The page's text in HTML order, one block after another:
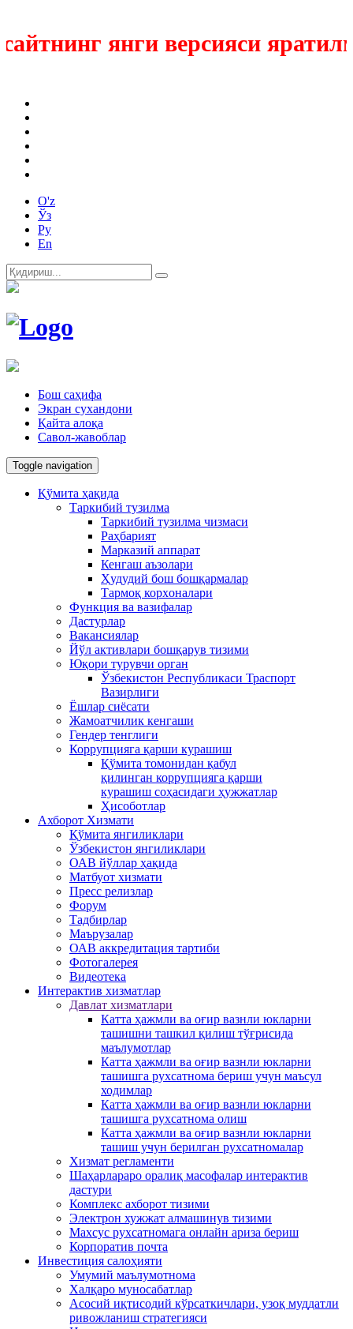
янги версияси
O'z
Ўз
Ру
En
Бош саҳифа
Экран сухандони
Қайта алоқа
Савол-жавоблар
Toggle navigation
Қўмита ҳақида
Таркибий тузилма
Таркибий тузилма чизмаси
Раҳбарият
Марказий аппарат
Кенгаш аъзолари
Ҳудудий бош бошқармалар
Тармоқ корxоналари
Функция ва вазифалар
Дастурлар
Вакансиялар
Йўл активлари бошқарув тизими
Юқори турувчи орган
Ўзбекистон Республикаси Траспорт
Вазирлиги
Ёшлар сиёсати
Жамоатчилик кенгаши
Гендер тенглиги
Коррупцияга қарши курашиш
Қўмита томонидан қабул
қилинган коррупцияга қарши
курашиш соҳасидаги ҳужжатлар
Ҳисоботлар
Ахборот Хизмати
Қўмита янгиликлари
Ўзбекистон янгиликлари
ОАВ йўллар ҳақида
Матбуот xизмати
Пресс релизлар
Форум
Тадбирлар
Маърузалар
ОАВ аккредитация тартиби
Фотогалерея
Видеотека
Интерактив xизматлар
Давлат хизматлари
Катта ҳажмли ва оғир вазнли юкларни
ташишни ташкил қилиш тўғрисида
маълумотлар
Катта ҳажмли ва оғир вазнли юкларни
ташишга рухсатнома бериш учун маъсул
ходимлар
Катта ҳажмли ва оғир вазнли юкларни
ташишга рухсатнома олиш
Катта ҳажмли ва оғир вазнли юкларни
ташиш учун берилган рухсатномалар
Хизмат регламенти
Шаҳарлараро оралиқ масофалар интерактив
дастури
Комплекс ахборот тизими
Электрон хужжат алмашинув тизими
Махсус рухсатномага онлайн ариза бериш
Корпоратив почта
Инвестиция салоҳияти
Умумий маълумотнома
Xалқаро муносабатлар
Асосий иқтисодий кўрсаткичлари, узоқ муддатли
ривожланиш стратегияси